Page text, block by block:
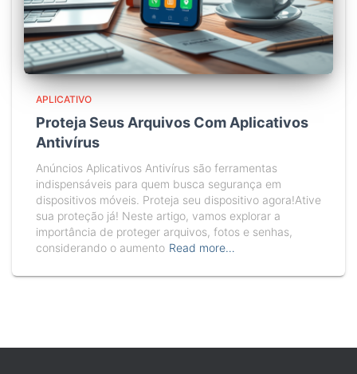
APLICATIVO
Proteja Seus Arquivos Com Aplicativos
Antivírus
Anúncios Aplicativos Antivírus são ferramentas
indispensáveis para quem busca segurança em
dispositivos móveis. Proteja seu dispositivo agora!Ative
sua proteção já! Neste artigo, vamos explorar a
importância de proteger arquivos, fotos e senhas,
considerando o aumento Read more…